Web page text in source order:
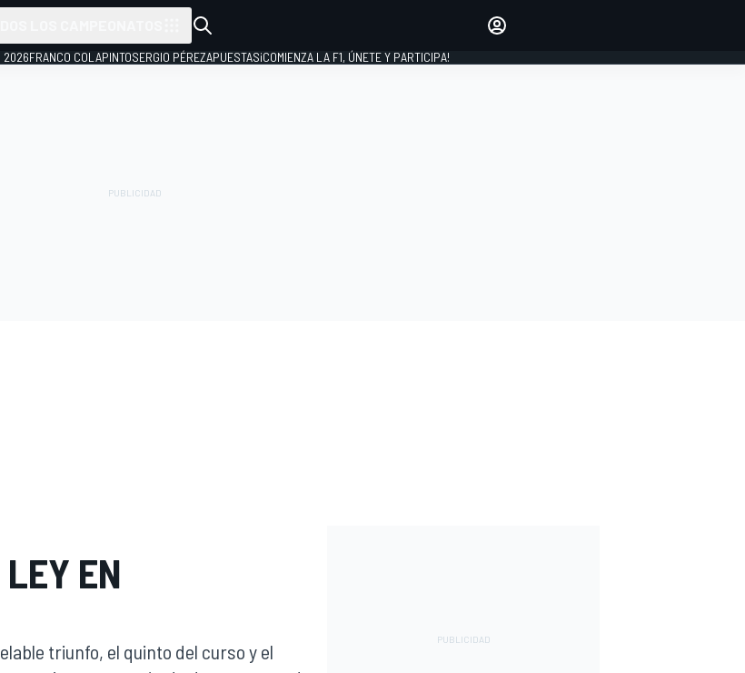
INICIAR SESIÓN
2026FRANCO COLAPINTOSERGIO PÉREZAPUESTAS¡COMIENZA LA F1, ÚNETE Y PARTICIPA!
LEY EN
triunfo, el quinto del curso y el